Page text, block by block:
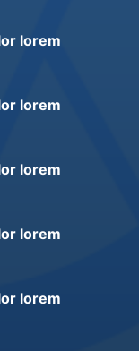
lorem
lorem
lorem
lorem
lorem